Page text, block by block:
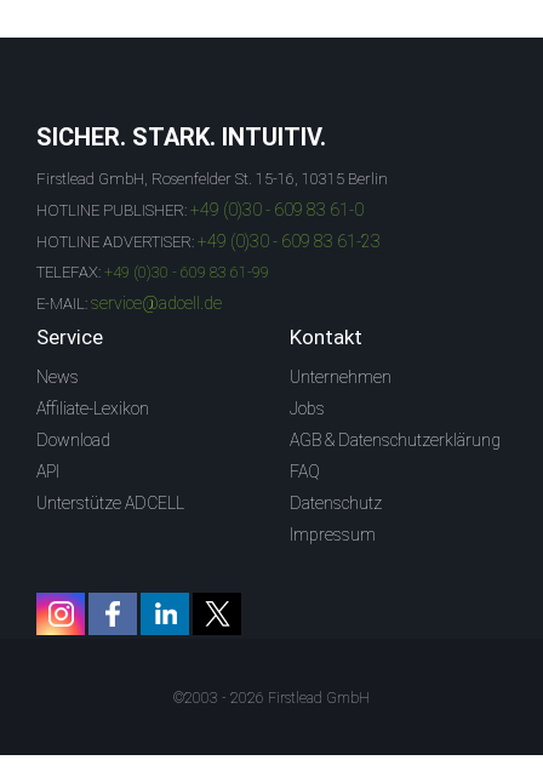
SICHER. STARK. INTUITIV.
Firstlead GmbH, Rosenfelder St. 15-16, 10315 Berlin
HOTLINE PUBLISHER: +49 (0)30 - 609 83 61-0
HOTLINE ADVERTISER: +49 (0)30 - 609 83 61-23
TELEFAX: +49 (0)30 - 609 83 61-99
E-MAIL: service@adcell.de
Service
News
Affiliate-Lexikon
Download
API
Unterstütze ADCELL
Kontakt
Unternehmen
Jobs
AGB & Datenschutzerklärung
FAQ
Datenschutz
Impressum
©2003 - 2026 Firstlead GmbH